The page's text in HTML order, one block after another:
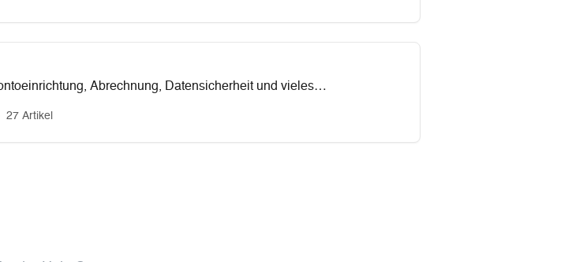
Abrechnung, Datensicherheit und vieles
27 Artikel